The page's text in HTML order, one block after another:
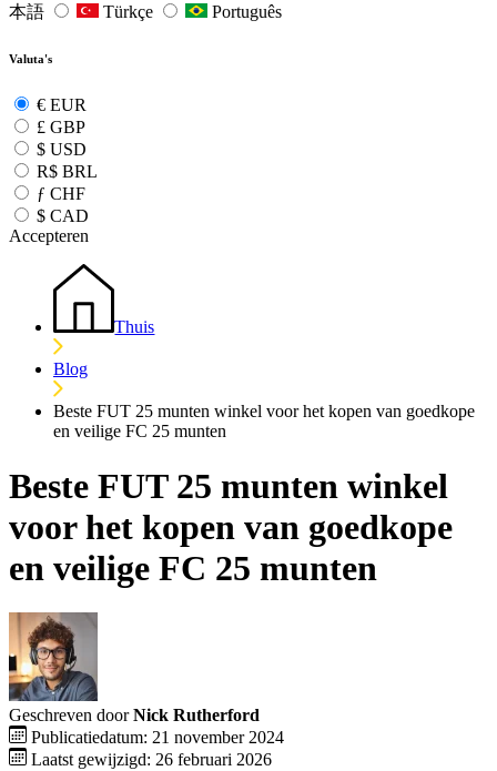
本語
Türkçe Português
Valuta's
€ EUR
£ GBP
$ USD
R$ BRL
ƒ CHF
$ CAD
Accepteren
Thuis
Blog
Beste FUT 25 munten winkel voor het kopen van goedkope
en veilige FC 25 munten
Beste FUT 25 munten winkel
voor het kopen van goedkope
en veilige FC 25 munten
Geschreven door Nick Rutherford
Publicatiedatum: 21 november 2024
Laatst gewijzigd: 26 februari 2026